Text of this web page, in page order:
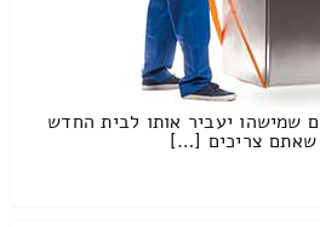
שמישהו יעביר אותו לבית החדש
שאתם צריכים […]